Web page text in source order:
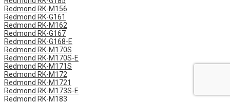
Redmond RK-M156
Redmond RK-G161
Redmond RK-M162
Redmond RK-G167
Redmond RK-G168-E
Redmond RK-M170S
Redmond RK-M170S-E
Redmond RK-M171S
Redmond RK-M172
Redmond RK-M1721
Redmond RK-M173S-E
Redmond RK-M183